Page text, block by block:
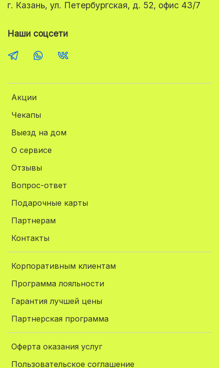
Акции
Чекапы
Выезд на дом
О сервисе
Отзывы
Вопрос-ответ
Подарочные карты
Партнерам
Контакты
Корпоративным клиентам
Программа лояльности
Гарантия лучшей цены
Партнерская программа
Оферта оказания услуг
Пользовательское соглашение
г. Казань, ул. Петербургская, д. 52, офис 43/7
Наши соцсети